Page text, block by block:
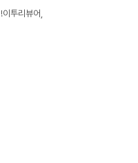
!이투리뷰어